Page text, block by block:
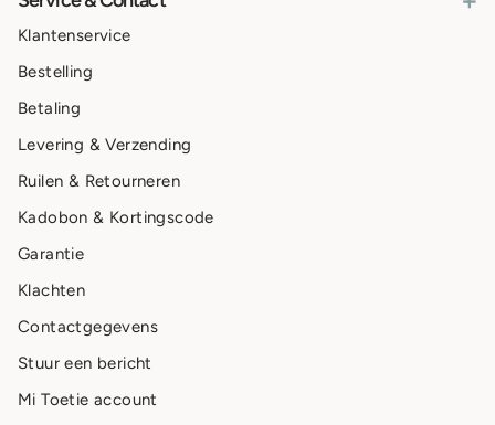
Klantenservice
Bestelling
Betaling
Levering & Verzending
Ruilen & Retourneren
Kadobon & Kortingscode
Garantie
Klachten
Contactgegevens
Stuur een bericht
Mi Toetie account